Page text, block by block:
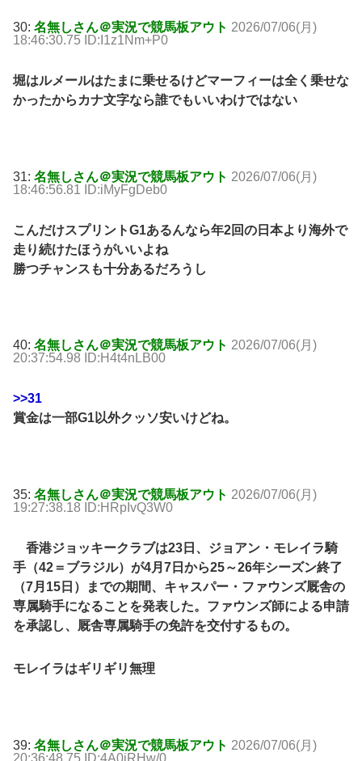
30: 名無しさん＠実況で競馬板アウト 2026/07/06(月)
18:46:30.75 ID:I1z1Nm+P0
堀はルメールはたまに乗せるけどマーフィーは全く乗せな
かったからカナ文字なら誰でもいいわけではない
31: 名無しさん＠実況で競馬板アウト 2026/07/06(月)
18:46:56.81 ID:iMyFgDeb0
こんだけスプリントG1あるんなら年2回の日本より海外で
走り続けたほうがいいよね
勝つチャンスも十分あるだろうし
40: 名無しさん＠実況で競馬板アウト 2026/07/06(月)
20:37:54.98 ID:H4t4nLB00
>>31
賞金は一部G1以外クッソ安いけどね。
35: 名無しさん＠実況で競馬板アウト 2026/07/06(月)
19:27:38.18 ID:HRpIvQ3W0
香港ジョッキークラブは23日、ジョアン・モレイラ騎
手（42＝ブラジル）が4月7日から25～26年シーズン終了
（7月15日）までの期間、キャスパー・ファウンズ厩舎の
専属騎手になることを発表した。ファウンズ師による申請
を承認し、厩舎専属騎手の免許を交付するもの。
モレイラはギリギリ無理
39: 名無しさん＠実況で競馬板アウト 2026/07/06(月)
20:36:48.75 ID:4A0jRHw/0